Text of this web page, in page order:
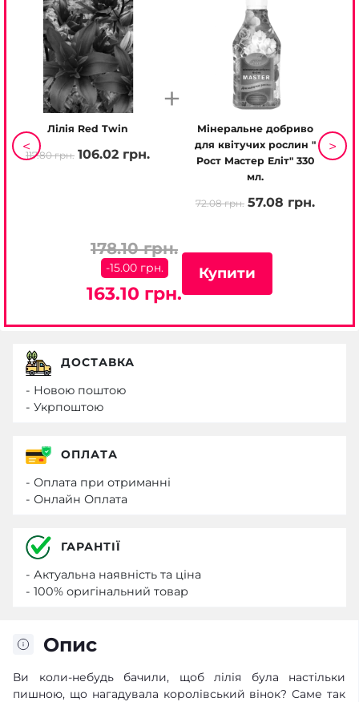
<
Лілія Red Twin
117.80 грн. 106.02 грн.
+
Мінеральне добриво
для квітучих рослин "
Рост Мастер Еліт" 330
мл.
72.08 грн. 57.08 грн.
178.10 грн.
-15.00 грн.
163.10 грн.
Купити
>
Опис
Ви коли-небудь бачили, щоб лілія була настільки
пишною, що нагадувала королівський вінок? Саме так
ДОСТАВКА
- Новою поштою
- Укрпоштою
ОПЛАТА
- Оплата при отриманні
- Онлайн Оплата
ГАРАНТІЇ
- Актуальна наявність та ціна
- 100% оригінальний товар